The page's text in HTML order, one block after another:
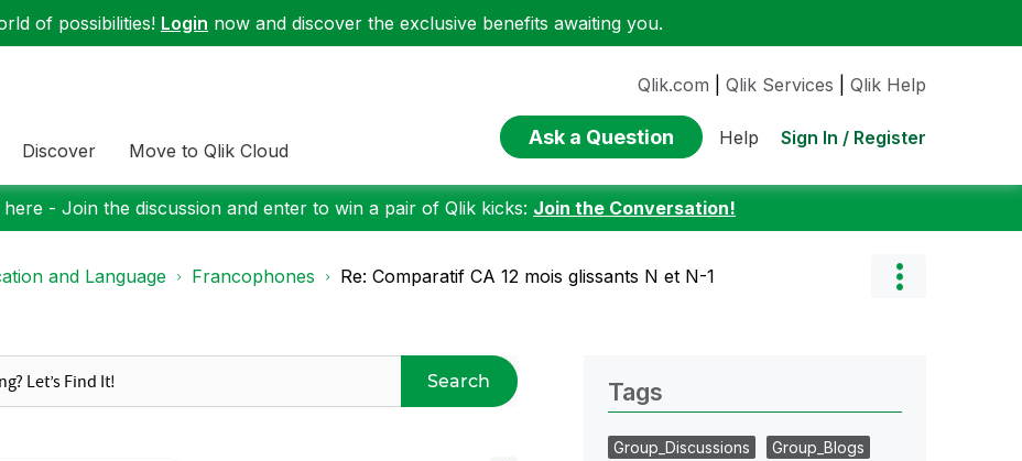
of possibilities! Login now and discover the exclusive benefits awaiting you.
Discover Move to Qlik Cloud
Qlik.com Qlik Services Qlik Help
Ask a Question Help Sign In / Register
- Join the discussion and enter to win a pair of Qlik kicks: Join the Conversation!
and Language Francophones Re: Comparatif CA 12 mois glissants N et N-1
Search Tags
Group_Discussions
Group_Blogs